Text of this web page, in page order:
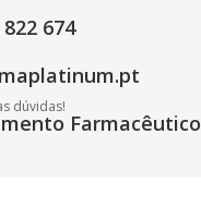
674
dúvidas!
Farmacêutico